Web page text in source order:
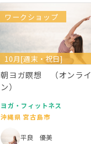
ワークショップ
10月[週末・祝日]
朝ヨガ瞑想 （オンライ
ン）
ヨガ・フィットネス
沖縄県 宮古島市
平良 優美